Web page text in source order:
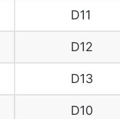
D11
D12
D13
D10